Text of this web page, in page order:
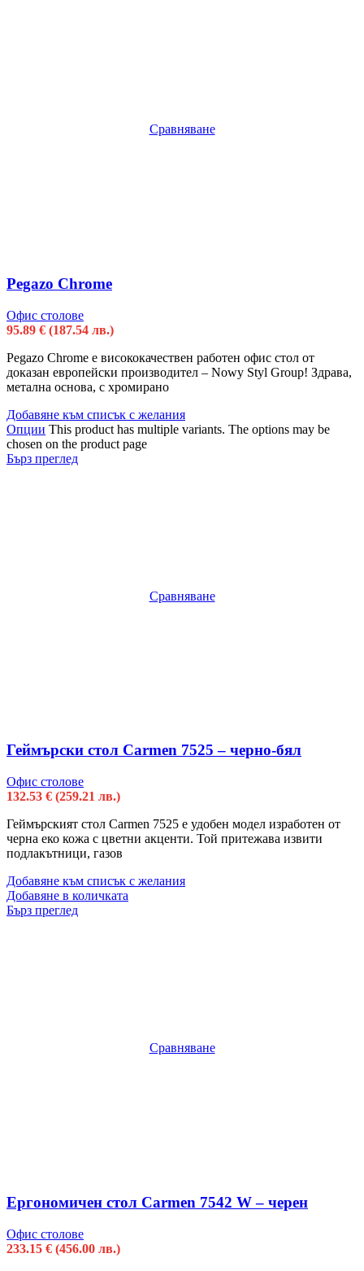
Сравняване
Pegazo Chrome
Офис столове
95.89 € (187.54 лв.)
Pegazo Chrome е висококачествен работен офис стол от
доказан европейски производител – Nowy Styl Group! Здрава,
метална основа, с хромирано
Добавяне към списък с желания
Опции This product has multiple variants. The options may be
chosen on the product page
Бърз преглед
Сравняване
Геймърски стол Carmen 7525 – черно-бял
Офис столове
132.53 € (259.21 лв.)
Геймърският стол Carmen 7525 е удобен модел изработен от
черна еко кожа с цветни акценти. Той притежава извити
подлакътници, газов
Добавяне към списък с желания
Добавяне в количката
Бърз преглед
Сравняване
Ергономичен стол Carmen 7542 W – черен
Офис столове
233.15 € (456.00 лв.)